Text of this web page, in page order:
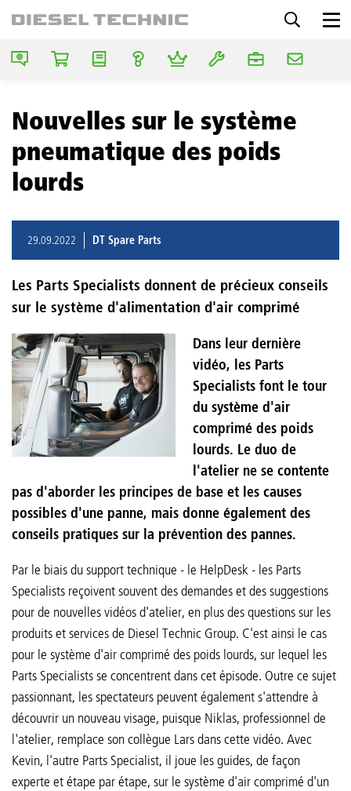
Nouvelles sur le système
pneumatique des poids
lourds
29.09.2022 DT Spare Parts
Les Parts Specialists donnent de précieux conseils
sur le système d'alimentation d'air comprimé
Dans leur dernière
vidéo, les Parts
Specialists font le tour
du système d'air
comprimé des poids
lourds. Le duo de
l'atelier ne se contente
pas d'aborder les principes de base et les causes
possibles d'une panne, mais donne également des
conseils pratiques sur la prévention des pannes.
Par le biais du support technique - le HelpDesk - les Parts
Specialists reçoivent souvent des demandes et des suggestions
pour de nouvelles vidéos d'atelier, en plus des questions sur les
produits et services de Diesel Technic Group. C'est ainsi le cas
pour le système d'air comprimé des poids lourds, sur lequel les
Parts Specialists se concentrent dans cet épisode. Outre ce sujet
passionnant, les spectateurs peuvent également s'attendre à
découvrir un nouveau visage, puisque Niklas, professionnel de
l'atelier, remplace son collègue Lars dans cette vidéo. Avec
Kevin, l'autre Parts Specialist, il joue les guides, de façon
experte et étape par étape, sur le système d'air comprimé d'un